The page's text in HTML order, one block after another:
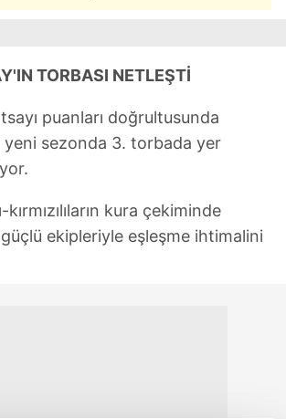
TORBASI NETLEŞTİ
puanları doğrultusunda
yeni sezonda 3. torbada yer
kura çekiminde
ekipleriyle eşleşme ihtimalini